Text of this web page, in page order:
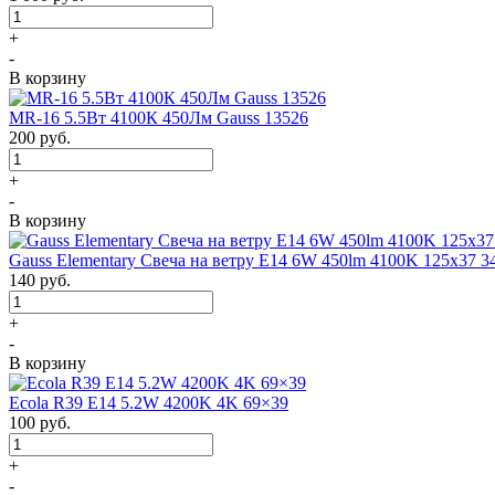
+
-
В корзину
MR-16 5.5Вт 4100К 450Лм Gauss 13526
200 руб.
+
-
В корзину
Gauss Elementary Свеча на ветру E14 6W 450lm 4100K 125х37
140 руб.
+
-
В корзину
Ecola R39 E14 5.2W 4200K 4K 69×39
100 руб.
+
-